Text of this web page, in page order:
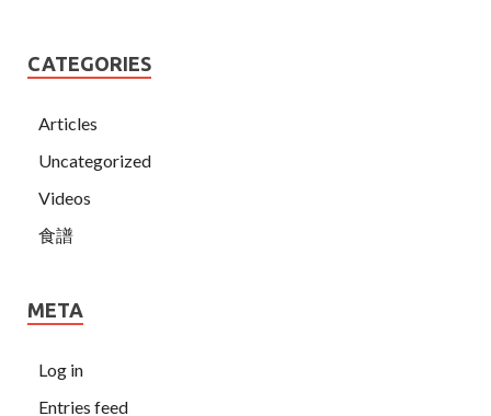
CATEGORIES
Articles
Uncategorized
Videos
食譜
META
Log in
Entries feed